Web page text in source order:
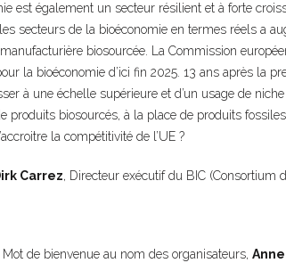
est également un secteur résilient et à forte
secteurs de la bioéconomie en termes réels a
biosourcée. La Commission
la bioéconomie d’ici fin 2025. 13 ans après la
à une échelle supérieure et d’un usage de
produits biosourcés, à la place de produits
la compétitivité de l’UE ?
Carrez, Directeur exécutif du BIC (Consortium
de bienvenue au nom des organisateurs,